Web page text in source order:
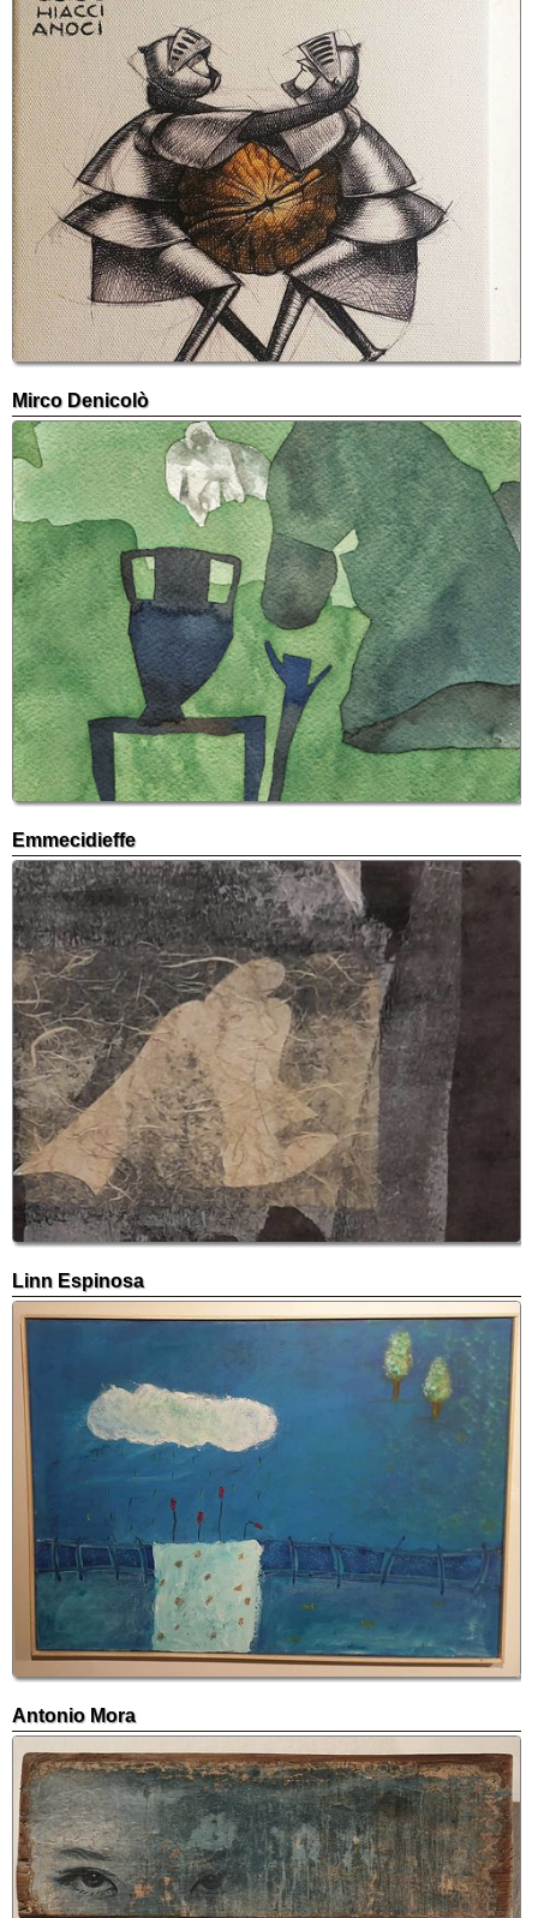
Mirco Denicolò
Emmecidieffe
Linn Espinosa
Antonio Mora